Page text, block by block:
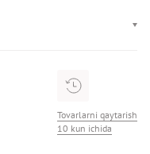
Tovarlarni qaytarish
10 kun ichida